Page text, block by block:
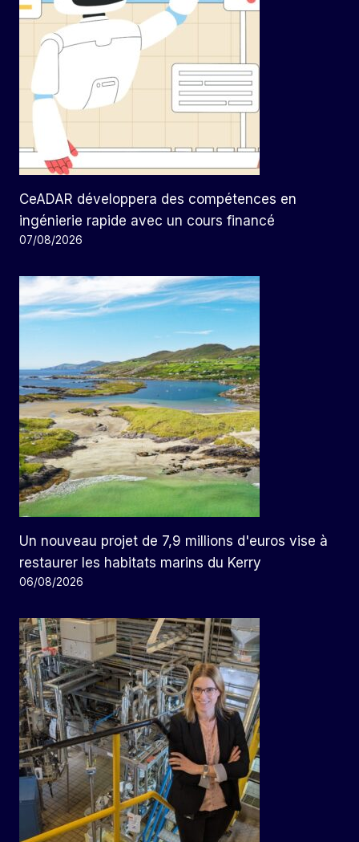
CeADAR développera des compétences en
ingénierie rapide avec un cours financé
07/08/2026
Un nouveau projet de 7,9 millions d'euros vise à
restaurer les habitats marins du Kerry
06/08/2026